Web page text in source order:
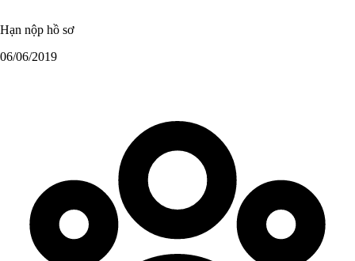
Hạn nộp hồ sơ
06/06/2019